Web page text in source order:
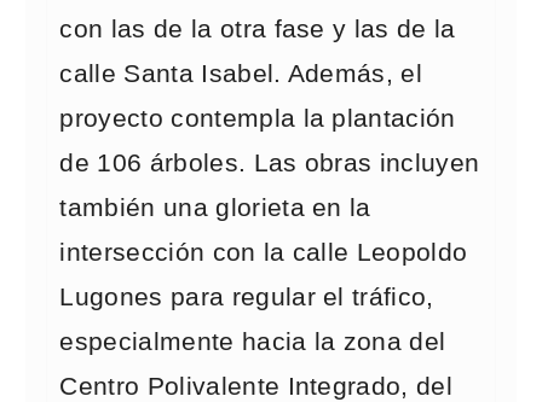
con las de la otra fase y las de la
calle Santa Isabel. Además, el
proyecto contempla la plantación
de 106 árboles. Las obras incluyen
también una glorieta en la
intersección con la calle Leopoldo
Lugones para regular el tráfico,
especialmente hacia la zona del
Centro Polivalente Integrado, del